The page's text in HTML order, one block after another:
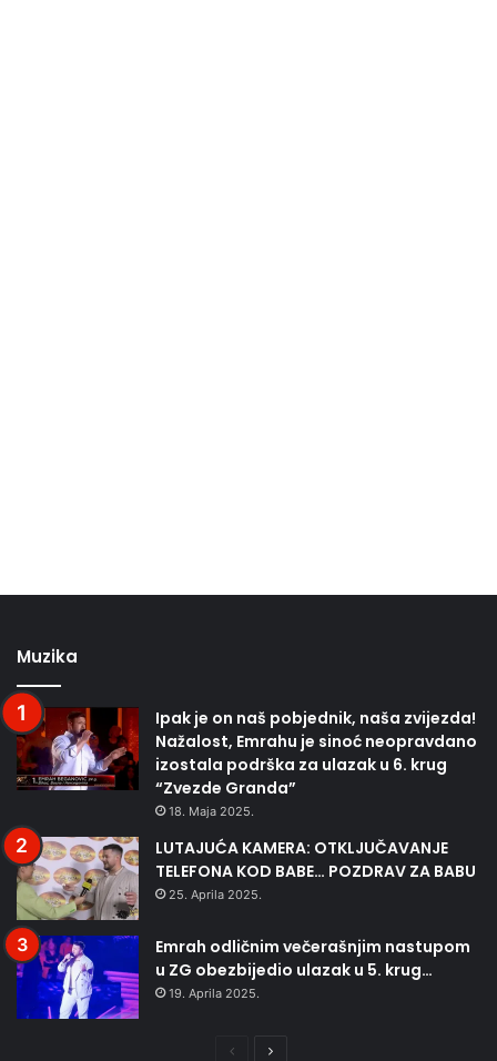
Muzika
Ipak je on naš pobjednik, naša zvijezda!
Nažalost, Emrahu je sinoć neopravdano
izostala podrška za ulazak u 6. krug
“Zvezde Granda”
18. Maja 2025.
LUTAJUĆA KAMERA: OTKLJUČAVANJE
TELEFONA KOD BABE… POZDRAV ZA BABU
25. Aprila 2025.
Emrah odličnim večerašnjim nastupom
u ZG obezbijedio ulazak u 5. krug…
19. Aprila 2025.
PrethodnaNaredna